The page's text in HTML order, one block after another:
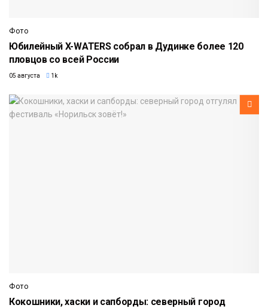
Фото
Юбилейный X-WATERS собрал в Дудинке более 120
пловцов со всей России
05 августа 1k
Фото
Кокошники, хаски и сапборды: северный город